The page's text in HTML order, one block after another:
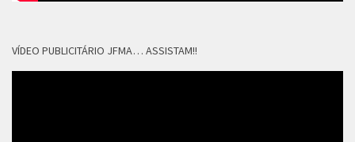
VÍDEO PUBLICITÁRIO JFMA… ASSISTAM!!